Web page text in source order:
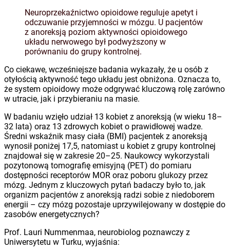
Neuroprzekaźnictwo opioidowe reguluje apetyt i
odczuwanie przyjemności w mózgu. U pacjentów
z anoreksją poziom aktywności opioidowego
układu nerwowego był podwyższony w
porównaniu do grupy kontrolnej.
Co ciekawe, wcześniejsze badania wykazały, że u osób z
otyłością aktywność tego układu jest obniżona. Oznacza to,
że system opioidowy może odgrywać kluczową rolę zarówno
w utracie, jak i przybieraniu na masie.
W badaniu wzięło udział 13 kobiet z anoreksją (w wieku 18–
32 lata) oraz 13 zdrowych kobiet o prawidłowej wadze.
Średni wskaźnik masy ciała (BMI) pacjentek z anoreksją
wynosił poniżej 17,5, natomiast u kobiet z grupy kontrolnej
znajdował się w zakresie 20–25. Naukowcy wykorzystali
pozytonową tomografię emisyjną (PET) do pomiaru
dostępności receptorów MOR oraz poboru glukozy przez
mózg. Jednym z kluczowych pytań badaczy było to, jak
organizm pacjentów z anoreksją radzi sobie z niedoborem
energii – czy mózg pozostaje uprzywilejowany w dostępie do
zasobów energetycznych?
Prof. Lauri Nummenmaa, neurobiolog poznawczy z
Uniwersytetu w Turku, wyjaśnia: